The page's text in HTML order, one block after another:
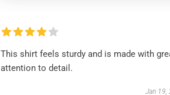
This shirt feels sturdy and is made with
attention to detail.
Jan 19,